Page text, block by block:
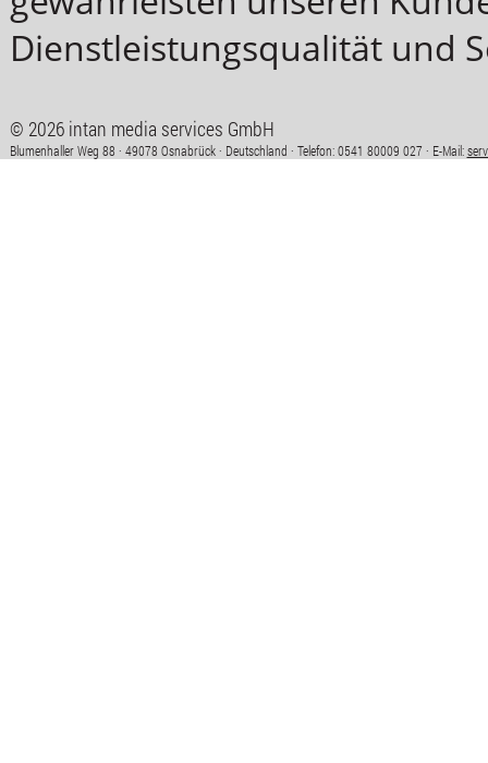
Dienstleistungsqualität und
© 2026 intan media services GmbH
Blumenhaller Weg 88 · 49078 Osnabrück · Deutschland · Telefon: 0541 80009 027 · E-Mail: